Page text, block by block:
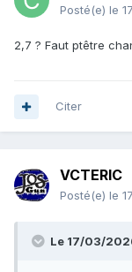
Posté(e) le
2,7 ? Faut ptêtre
Citer
VCTERIC
Posté(e) le
Le 17/03/